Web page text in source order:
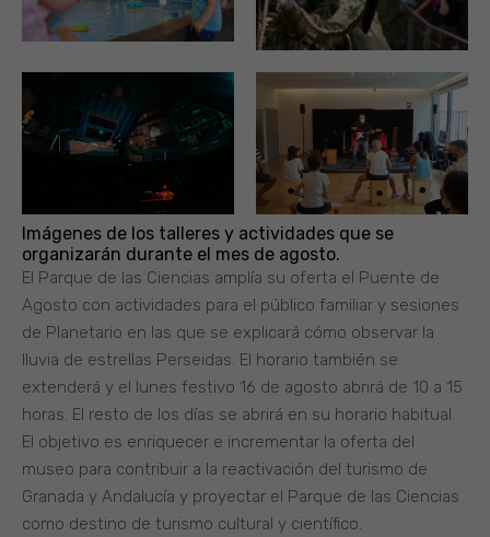
Imágenes de los talleres y actividades que se
organizarán durante el mes de agosto.
El Parque de las Ciencias amplía su oferta el Puente de
Agosto con actividades para el público familiar y sesiones
de Planetario en las que se explicará cómo observar la
lluvia de estrellas Perseidas. El horario también se
extenderá y el lunes festivo 16 de agosto abrirá de 10 a 15
horas. El resto de los días se abrirá en su horario habitual.
El objetivo es enriquecer e incrementar la oferta del
museo para contribuir a la reactivación del turismo de
Granada y Andalucía y proyectar el Parque de las Ciencias
como destino de turismo cultural y científico.